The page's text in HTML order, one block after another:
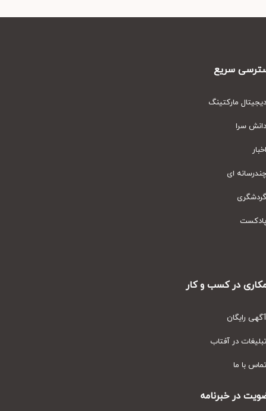
سریع
مارکتینگ
سرا
ای
در کسب و کار
رایگان
در آفتاب
با ما
در خبرنامه